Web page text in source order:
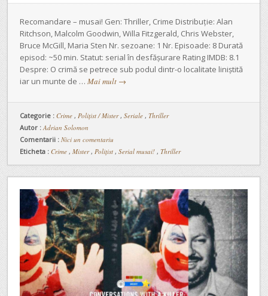
Recomandare – musai! Gen: Thriller, Crime Distribuție: Alan
Ritchson, Malcolm Goodwin, Willa Fitzgerald, Chris Webster,
Bruce McGill, Maria Sten Nr. sezoane: 1 Nr. Episoade: 8 Durată
episod: ~50 min. Statut: serial în desfășurare Rating IMDB: 8.1
Despre: O crimă se petrece sub podul dintr-o localitate liniștită
iar un munte de … Mai mult →
Categorie : Crime , Polițist / Mister, Seriale , Thriller
Autor : Adrian Solomon
Comentarii : Nici un comentariu
Eticheta : Crime , Mister, Polițist , Serial musai! , Thriller